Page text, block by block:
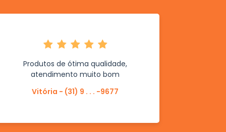
Produtos de ótima qualidade,
atendimento muito bom
Vitória - (31) 9 . . . -9677